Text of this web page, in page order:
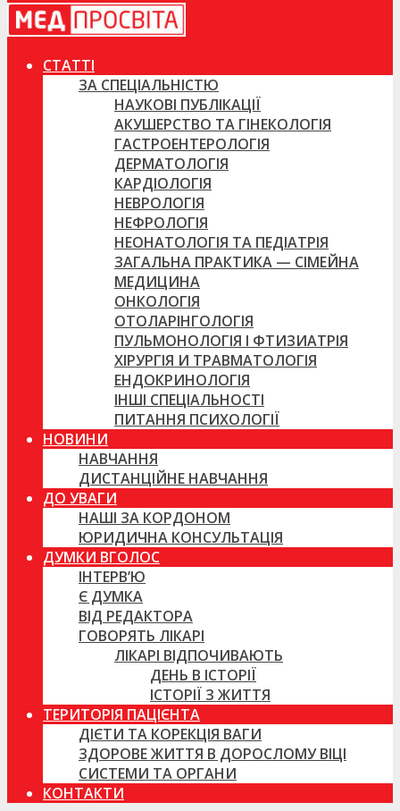
СТАТТІ
ЗА СПЕЦІАЛЬНІСТЮ
НАУКОВІ ПУБЛІКАЦІЇ
АКУШЕРСТВО ТА ГІНЕКОЛОГІЯ
ГАСТРОЕНТЕРОЛОГІЯ
ДЕРМАТОЛОГІЯ
КАРДІОЛОГІЯ
НЕВРОЛОГІЯ
НЕФРОЛОГІЯ
НЕОНАТОЛОГІЯ ТА ПЕДІАТРІЯ
ЗАГАЛЬНА ПРАКТИКА — СІМЕЙНА
МЕДИЦИНА
ОНКОЛОГІЯ
ОТОЛАРІНГОЛОГІЯ
ПУЛЬМОНОЛОГІЯ І ФТИЗИАТРІЯ
ХІРУРГІЯ И ТРАВМАТОЛОГІЯ
ЕНДОКРИНОЛОГІЯ
ІНШІ СПЕЦІАЛЬНОСТІ
ПИТАННЯ ПСИХОЛОГІЇ
НОВИНИ
НАВЧАННЯ
ДИСТАНЦІЙНЕ НАВЧАННЯ
ДО УВАГИ
НАШІ ЗА КОРДОНОМ
ЮРИДИЧНА КОНСУЛЬТАЦІЯ
ДУМКИ ВГОЛОС
ІНТЕРВ’Ю
Є ДУМКА
ВІД РЕДАКТОРА
ГОВОРЯТЬ ЛІКАРІ
ЛІКАРІ ВІДПОЧИВАЮТЬ
ДЕНЬ В ІСТОРІЇ
ІСТОРІЇ З ЖИТТЯ
ТЕРИТОРІЯ ПАЦІЄНТА
ДІЄТИ ТА КОРЕКЦІЯ ВАГИ
ЗДОРОВЕ ЖИТТЯ В ДОРОСЛОМУ ВІЦІ
СИСТЕМИ ТА ОРГАНИ
КОНТАКТИ